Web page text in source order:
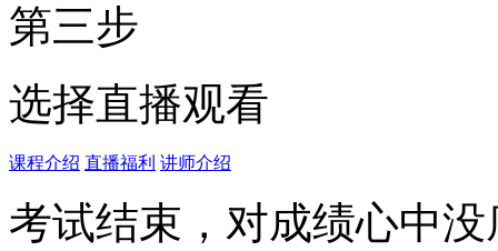
第三步
选择直播观看
课程介绍 直播福利 讲师介绍
考试结束，对成绩心中